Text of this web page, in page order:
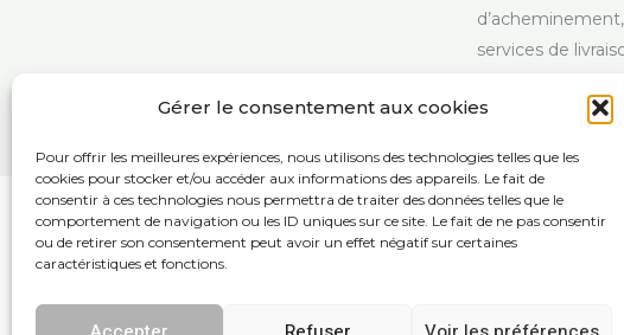
Gérer le consentement aux cookies
Pour offrir les meilleures expériences, nous utilisons des technologies telles que les
cookies pour stocker et/ou accéder aux informations des appareils. Le fait de
consentir à ces technologies nous permettra de traiter des données telles que le
comportement de navigation ou les ID uniques sur ce site. Le fait de ne pas consentir
ou de retirer son consentement peut avoir un effet négatif sur certaines
caractéristiques et fonctions.
services de
Nos